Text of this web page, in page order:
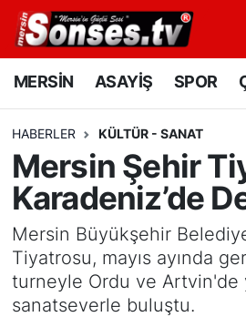
MERSİN ASAYİŞ SPOR
HABERLER KÜLTÜR - SANAT
Mersin Şehir
Karadeniz’de
Mersin Büyükşehir
Tiyatrosu, mayıs ayında
turneyle Ordu ve Artvin'de
sanatseverle buluştu.
MERSİN
SPOR
GÜNÜN MANŞETİ
DÜNYA
KÜLTÜR - SANAT
Mersin Nöbetçi Eczaneler
Mersin Namaz Vakitleri
Mersin Trafik Yoğunluk
Süper Lig Puan Durumu
Tüm Manşetler